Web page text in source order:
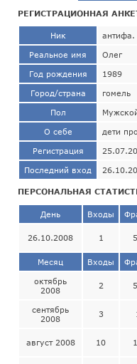
РЕГИСТРАЦИОННАЯ
Ник антифа.
Реальное имя Олег
Год рождения 1989
Город/страна гомель
Пол
О себе дети
Регистрация
Последний вход
ПЕРСОНАЛЬНАЯ
День Входы
26.10.2008 1
Месяц Входы
октябрь
2008
2
сентябрь
2008
3
август 2008 10